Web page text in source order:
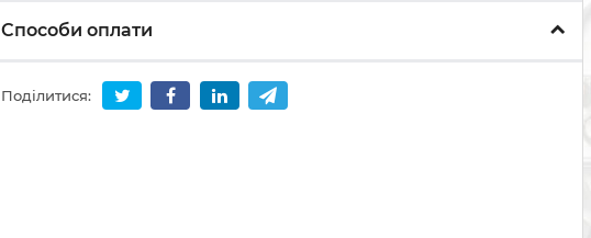
Способи оплати
Поділитися: